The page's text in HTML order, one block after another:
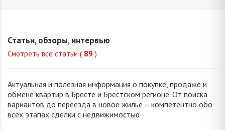
Статьи, обзоры, интервью
Смотреть все статьи ( 89 )
Актуальная и полезная информация о покупке, продаже и
обмене квартир в Бресте и Брестском регионе. От поиска
вариантов до переезда в новое жилье – компетентно обо
всех этапах сделки с недвижимостью